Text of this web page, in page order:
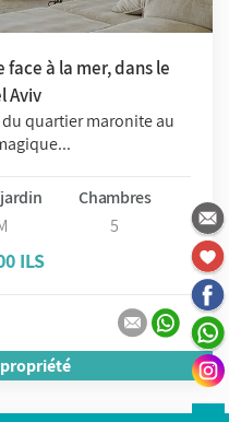
à la mer, dans le
Aviv
quartier maronite au
Chambres
5
ILS